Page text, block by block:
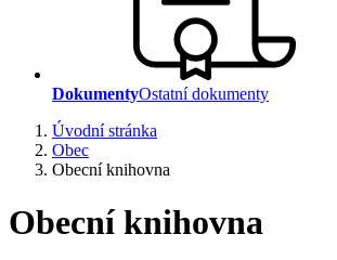
DokumentyOstatní dokumenty
Úvodní stránka
Obec
Obecní knihovna
Obecní knihovna